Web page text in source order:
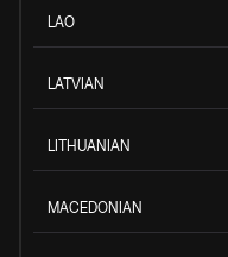
LAO
LATVIAN
LITHUANIAN
MACEDONIAN